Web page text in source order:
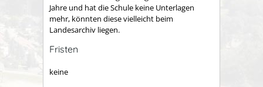
Jahre und hat die Schule keine Unterlagen
mehr, könnten diese vielleicht beim
Landesarchiv liegen.
Fristen
keine